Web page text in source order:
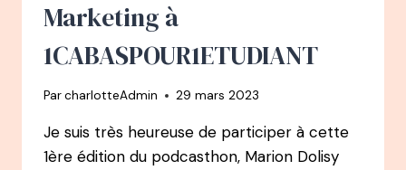
TALENTS
FONDATRICE
Marketing à
1CABASPOUR1ETUDIANT
ParcharlotteAdmin 29 mars 2023
Je suis très heureuse de participer à cette
1ère édition du podcasthon, Marion Dolisy